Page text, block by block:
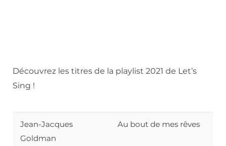
Découvrez les titres de la playlist 2021 de Let’s
Sing !
Jean-Jacques
Goldman
Au bout de mes rêves